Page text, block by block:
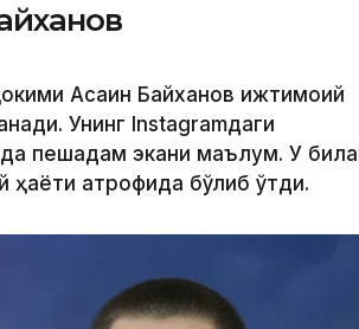
Асаин Байханов ижтимоий
Унинг Instagramдаги
пешқадам экани маълум. У
ҳаёти атрофида бўлиб ўтди.